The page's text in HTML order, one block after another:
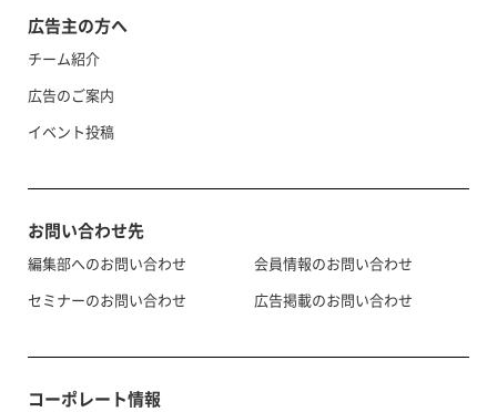
広告主の方へ
チーム紹介
広告のご案内
イベント投稿
お問い合わせ先
編集部へのお問い合わせ
セミナーのお問い合わせ
会員情報のお問い合わせ
広告掲載のお問い合わせ
コーポレート情報